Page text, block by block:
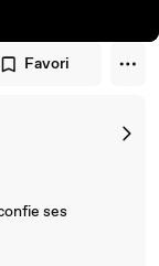
Favori
ses